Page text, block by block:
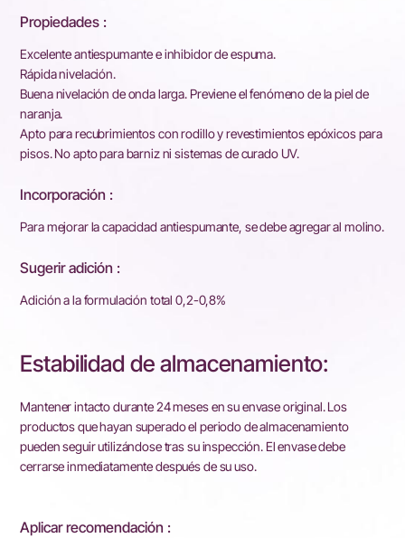
Propiedades :
Excelente antiespumante e inhibidor de espuma.
Rápida nivelación.
Buena nivelación de onda larga. Previene el fenómeno de la piel de
naranja.
Apto para recubrimientos con rodillo y revestimientos epóxicos para
pisos. No apto para barniz ni sistemas de curado UV.
Incorporación :
Para mejorar la capacidad antiespumante, se debe agregar al molino.
Sugerir adición :
Adición a la formulación total 0,2-0,8%
Estabilidad de almacenamiento:
Mantener intacto durante 24 meses en su envase original. Los
productos que hayan superado el periodo de almacenamiento
pueden seguir utilizándose tras su inspección. El envase debe
cerrarse inmediatamente después de su uso.
Aplicar recomendación :